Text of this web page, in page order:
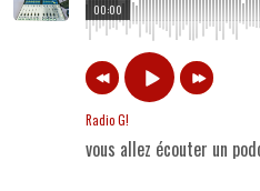
00:00
Radio G!
vous allez écouter un